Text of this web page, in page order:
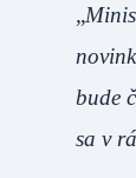
„
bude
sa v